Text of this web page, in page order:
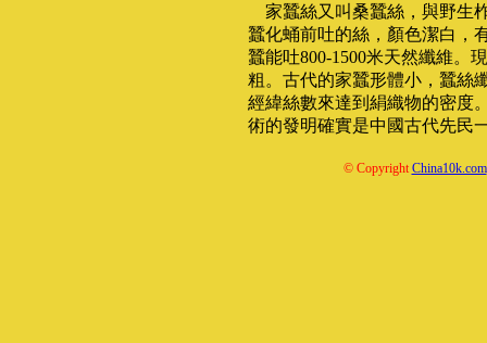
家蠶絲又叫桑蠶絲，與野生
蠶化蛹前吐的絲，顏色潔白，
蠶能吐800-1500米天然纖維。
粗。古代的家蠶形體小，蠶絲
經緯絲數來達到絹織物的密度
術的發明確實是中國古代先民
© CopyrightChina10k.com